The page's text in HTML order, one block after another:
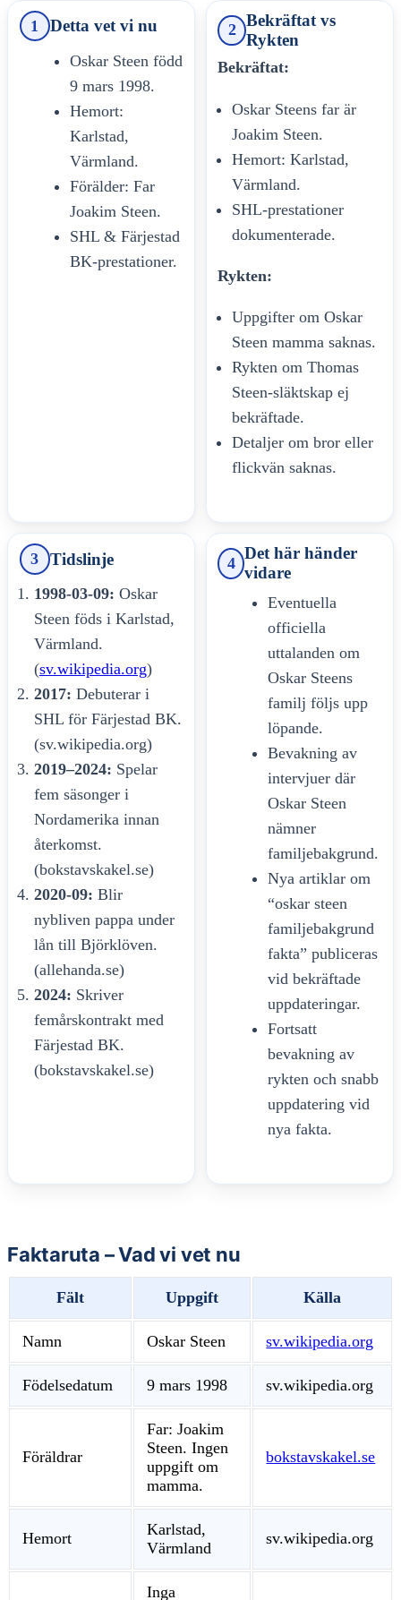
1 Detta vet vi nu
Oskar Steen född
9 mars 1998.
Hemort:
Karlstad,
Värmland.
Förälder: Far
Joakim Steen.
SHL & Färjestad
BK-prestationer.
2
Bekräftat vs
Rykten
Bekräftat:
Oskar Steens far är
Joakim Steen.
Hemort: Karlstad,
Värmland.
SHL-prestationer
dokumenterade.
Rykten:
Uppgifter om Oskar
Steen mamma saknas.
Rykten om Thomas
Steen-släktskap ej
bekräftade.
Detaljer om bror eller
flickvän saknas.
3 Tidslinje
1998-03-09: Oskar
Steen föds i Karlstad,
Värmland.
(sv.wikipedia.org)
2017: Debuterar i
SHL för Färjestad BK.
(sv.wikipedia.org)
2019–2024: Spelar
fem säsonger i
Nordamerika innan
återkomst.
(bokstavskakel.se)
2020-09: Blir
nybliven pappa under
lån till Björklöven.
(allehanda.se)
2024: Skriver
femårskontrakt med
Färjestad BK.
(bokstavskakel.se)
4
Det här händer
vidare
Eventuella
officiella
uttalanden om
Oskar Steens
familj följs upp
löpande.
Bevakning av
intervjuer där
Oskar Steen
nämner
familjebakgrund.
Nya artiklar om
“oskar steen
familjebakgrund
fakta” publiceras
vid bekräftade
uppdateringar.
Fortsatt
bevakning av
rykten och snabb
uppdatering vid
nya fakta.
Faktaruta – Vad vi vet nu
Fält Uppgift Källa
Namn Oskar Steen sv.wikipedia.org
Födelsedatum 9 mars 1998 sv.wikipedia.org
Föräldrar
Far: Joakim
Steen. Ingen
uppgift om
mamma.
bokstavskakel.se
Hemort
Karlstad,
Värmland
sv.wikipedia.org
Inga